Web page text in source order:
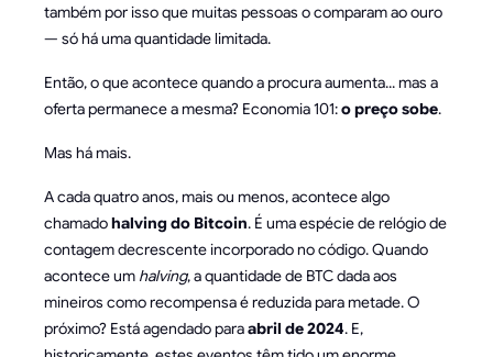
também por isso que muitas pessoas o comparam ao ouro
— só há uma quantidade limitada.
Então, o que acontece quando a procura aumenta... mas a
oferta permanece a mesma? Economia 101:o preço sobe.
Mas há mais.
A cada quatro anos, mais ou menos, acontece algo
chamadohalving do Bitcoin. É uma espécie de relógio de
contagem decrescente incorporado no código. Quando
acontece um halving, a quantidade de BTC dada aos
mineiros como recompensa é reduzida para metade. O
próximo? Está agendado paraabril de 2024. E,